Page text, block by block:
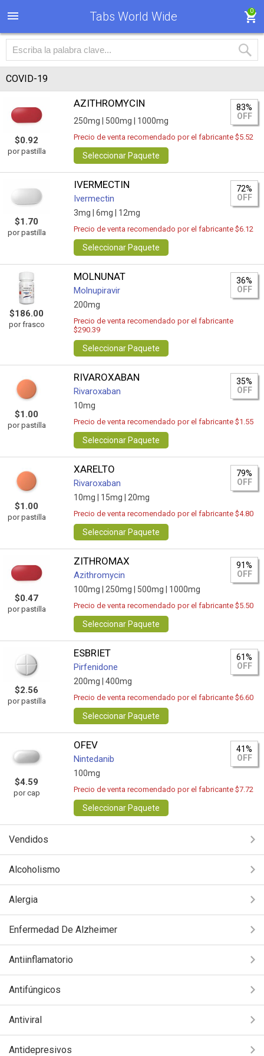
Tabs World Wide 0
COVID-19
$0.92
por pastilla
AZITHROMYCIN
250mg | 500mg | 1000mg
83%
OFF
Precio de venta recomendado por el fabricante $5.52
Seleccionar Paquete
$1.70
por pastilla
IVERMECTIN
Ivermectin
3mg | 6mg | 12mg
72%
OFF
Precio de venta recomendado por el fabricante $6.12
Seleccionar Paquete
$186.00
por frasco
MOLNUNAT
Molnupiravir
200mg
36%
OFF
Precio de venta recomendado por el fabricante
$290.39
Seleccionar Paquete
$1.00
por pastilla
RIVAROXABAN
Rivaroxaban
10mg
35%
OFF
Precio de venta recomendado por el fabricante $1.55
Seleccionar Paquete
$1.00
por pastilla
XARELTO
Rivaroxaban
10mg | 15mg | 20mg
79%
OFF
Precio de venta recomendado por el fabricante $4.80
Seleccionar Paquete
$0.47
por pastilla
ZITHROMAX
Azithromycin
100mg | 250mg | 500mg | 1000mg
91%
OFF
Precio de venta recomendado por el fabricante $5.50
Seleccionar Paquete
$2.56
por pastilla
ESBRIET
Pirfenidone
200mg | 400mg
61%
OFF
Precio de venta recomendado por el fabricante $6.60
Seleccionar Paquete
$4.59
por cap
OFEV
Nintedanib
100mg
41%
OFF
Precio de venta recomendado por el fabricante $7.72
Seleccionar Paquete
Vendidos
Alcoholismo
Alergia
Enfermedad De Alzheimer
Antiinflamatorio
Antifúngicos
Antiviral
Antidepresivos